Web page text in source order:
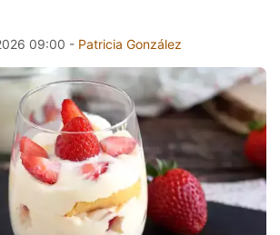
09:00 - Patricia González